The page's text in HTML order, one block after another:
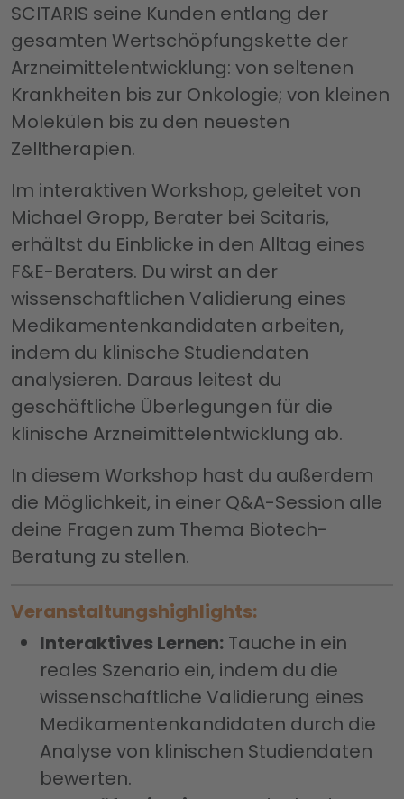
SCITARIS seine Kunden entlang der
gesamten Wertschöpfungskette der
Arzneimittelentwicklung: von seltenen
Krankheiten bis zur Onkologie; von kleinen
Molekülen bis zu den neuesten
Zelltherapien.
Im interaktiven Workshop, geleitet von
Michael Gropp, Berater bei Scitaris,
erhältst du Einblicke in den Alltag eines
F&E-Beraters. Du wirst an der
wissenschaftlichen Validierung eines
Medikamentenkandidaten arbeiten,
indem du klinische Studiendaten
analysieren. Daraus leitest du
geschäftliche Überlegungen für die
klinische Arzneimittelentwicklung ab.
In diesem Workshop hast du außerdem
die Möglichkeit, in einer Q&A-Session alle
deine Fragen zum Thema Biotech-
Beratung zu stellen.
Veranstaltungshighlights:
Interaktives Lernen: Tauche in ein
reales Szenario ein, indem du die
wissenschaftliche Validierung eines
Medikamentenkandidaten durch die
Analyse von klinischen Studiendaten
bewerten.